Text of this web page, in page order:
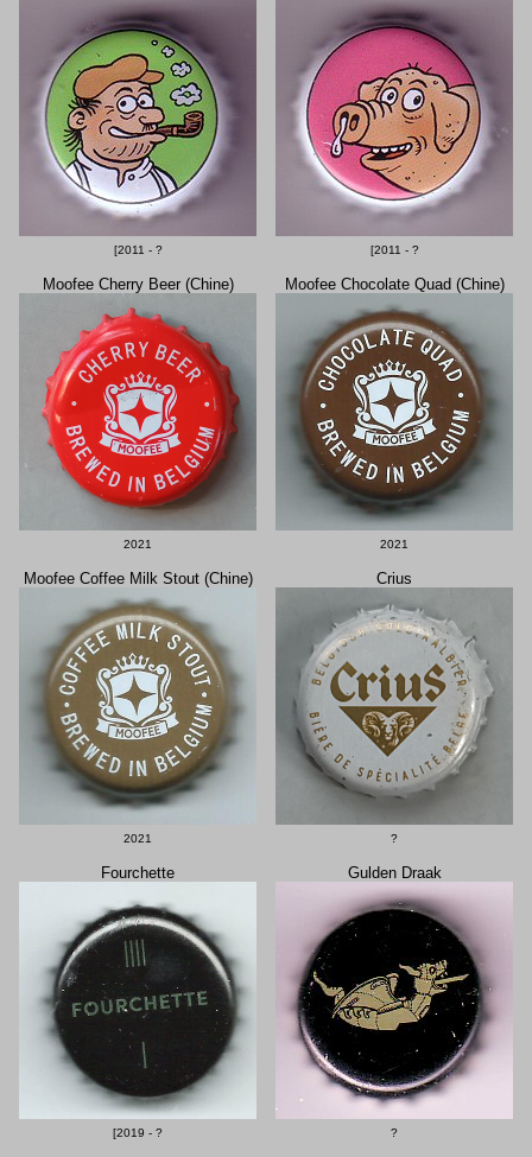
[2011 - ? [2011 - ?
Moofee Cherry Beer (Chine)
2021
Moofee Chocolate Quad (Chine)
2021
Moofee Coffee Milk Stout (Chine)
2021
Crius
?
Fourchette
[2019 - ?
Gulden Draak
?